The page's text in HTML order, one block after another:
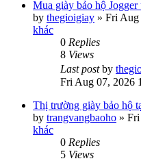
Mua giày bảo hộ
by thegioigiay » Fri Aug
khác
0 Replies
8 Views
Last postby
Fri Aug 07, 2026
Thị trường giày bảo hộ
by trangvangbaoho » Fri
khác
0 Replies
5 Views